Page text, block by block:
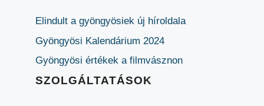
Elindult a gyöngyösiek új híroldala
Gyöngyösi Kalendárium 2024
Gyöngyösi értékek a filmvásznon
SZOLGÁLTATÁSOK